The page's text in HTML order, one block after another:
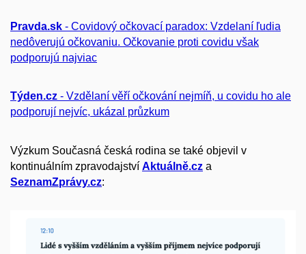
Pravda.sk - Covidový očkovací paradox: Vzdelaní ľudia
nedôverujú očkovaniu. Očkovanie proti covidu však
podporujú najviac
Týden.cz - Vzdělaní věří očkování nejmíň, u covidu ho ale
podporují nejvíc, ukázal průzkum
Výzkum Současná česká rodina se také objevil v
kontinuálním zpravodajství Aktuálně.cz a
SeznamZprávy.cz: